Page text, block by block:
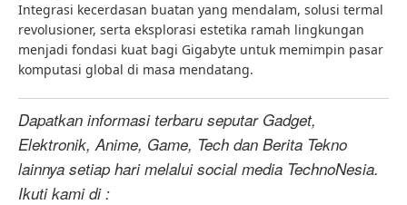
Integrasi kecerdasan buatan yang mendalam, solusi termal
revolusioner, serta eksplorasi estetika ramah lingkungan
menjadi fondasi kuat bagi Gigabyte untuk memimpin pasar
komputasi global di masa mendatang.
Dapatkan informasi terbaru seputar Gadget,
Elektronik, Anime, Game, Tech dan Berita Tekno
lainnya setiap hari melalui social media TechnoNesia.
Ikuti kami di :